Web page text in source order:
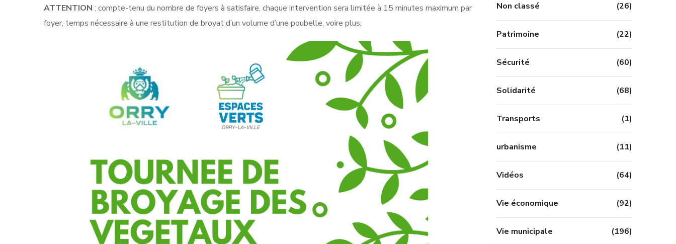
ATTENTION : compte-tenu du nombre de foyers à satisfaire, chaque intervention sera limitée à 15 minutes maximum par
foyer, temps nécessaire à une restitution de broyat d’un volume d’une poubelle, voire plus.
Non classé (26)
Patrimoine (22)
Sécurité (60)
Solidarité (68)
Transports (1)
urbanisme (11)
Vidéos (64)
Vie économique (92)
Vie municipale (196)